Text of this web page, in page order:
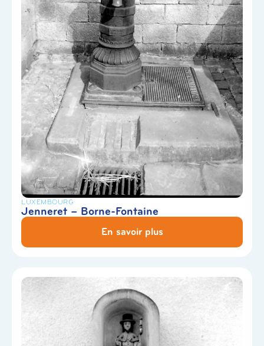
LUXEMBOURG
Jenneret – Borne-Fontaine
En savoir plus